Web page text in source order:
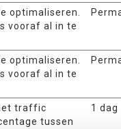
optimaliseren.
vooraf al in te
optimaliseren.
vooraf al in te
traffic
tussen
1 dag